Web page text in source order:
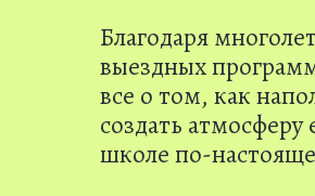
Благодаря
выездных
все о том, как
создать
школе по-